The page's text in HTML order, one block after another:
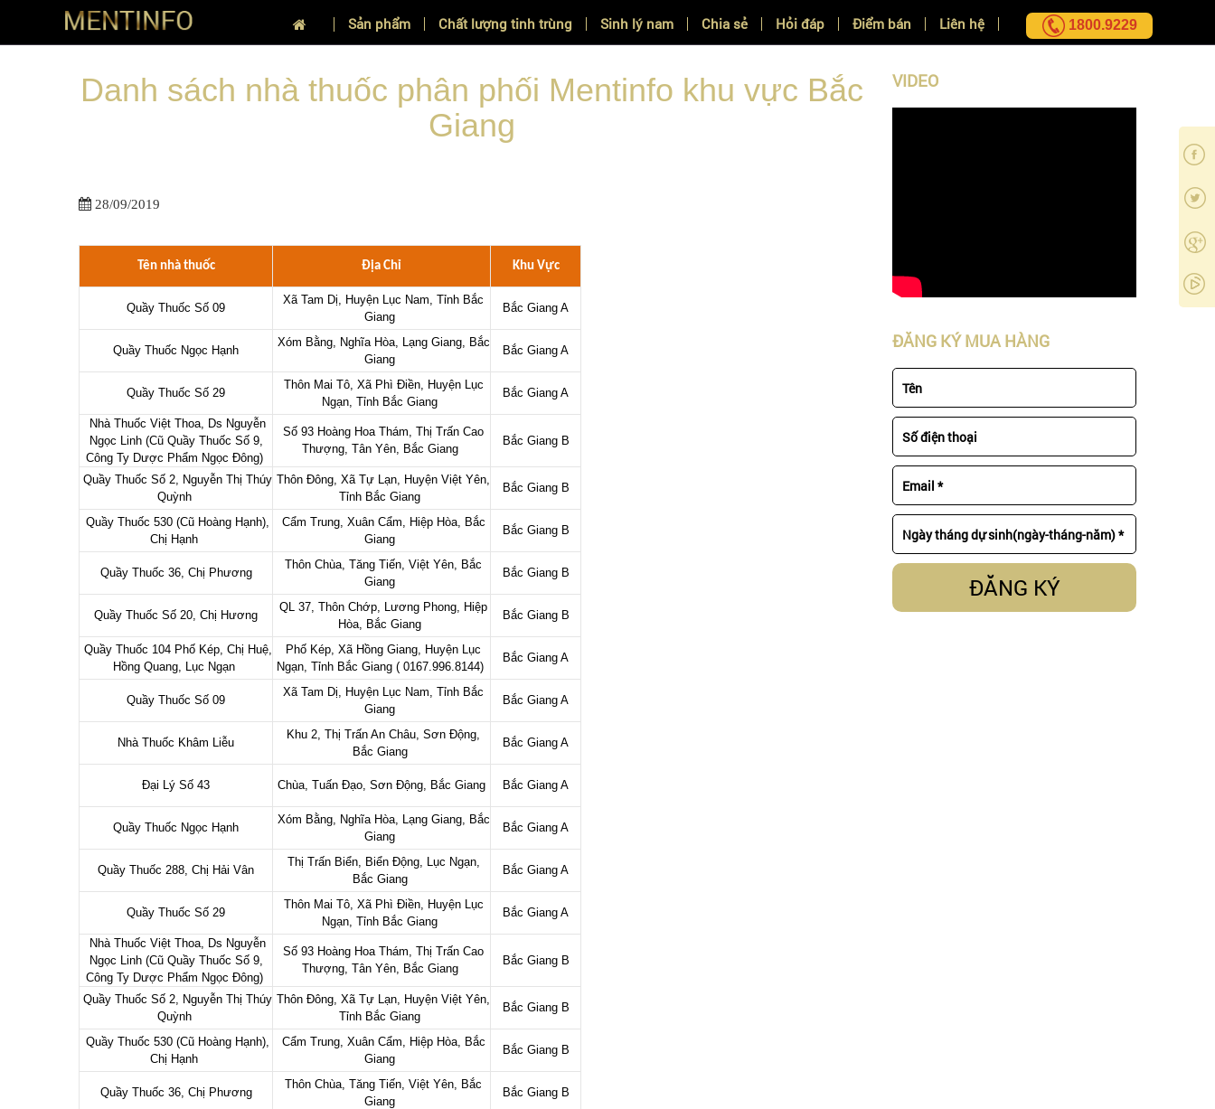
Sản phẩm Chất lượng tinh trùng Sinh lý nam Chia sẻ Hỏi đáp Điểm bán Liên hệ 1800.9229
DANH SÁCH CÁC NHÀ THUỐC PHÂN PHỐI MENTINFO
Danh sách nhà thuốc phân phối Mentinfo khu vực Bắc
Giang
28/09/2019
Tên nhà thuốc Địa Chỉ Khu Vực
Quầy Thuốc Số 09
Xã Tam Dị, Huyện Lục Nam, Tỉnh Bắc
Giang
Bắc Giang A
Quầy Thuốc Ngọc Hạnh
Xóm Bằng, Nghĩa Hòa, Lạng Giang, Bắc
Giang
Bắc Giang A
Quầy Thuốc Số 29
Thôn Mai Tô, Xã Phì Điền, Huyện Lục
Ngạn, Tỉnh Bắc Giang
Bắc Giang A
Nhà Thuốc Việt Thoa, Ds Nguyễn
Ngọc Linh (Cũ Quầy Thuốc Số 9,
Công Ty Dược Phẩm Ngọc Đông)
Số 93 Hoàng Hoa Thám, Thị Trấn Cao
Thượng, Tân Yên, Bắc Giang
Bắc Giang B
Quầy Thuốc Số 2, Nguyễn Thị Thúy
Quỳnh
Thôn Đông, Xã Tự Lạn, Huyện Việt Yên,
Tỉnh Bắc Giang
Bắc Giang B
Quầy Thuốc 530 (Cũ Hoàng Hạnh),
Chị Hạnh
Cẩm Trung, Xuân Cẩm, Hiệp Hòa, Bắc
Giang
Bắc Giang B
Quầy Thuốc 36, Chị Phương
Thôn Chùa, Tăng Tiến, Việt Yên, Bắc
Giang
Bắc Giang B
Quầy Thuốc Số 20, Chị Hương
QL 37, Thôn Chớp, Lương Phong, Hiệp
Hòa, Bắc Giang
Bắc Giang B
Quầy Thuốc 104 Phố Kép, Chị Huệ,
Hồng Quang, Lục Ngạn
Phố Kép, Xã Hồng Giang, Huyện Lục
Ngạn, Tỉnh Bắc Giang ( 0167.996.8144)
Bắc Giang A
Quầy Thuốc Số 09
Xã Tam Dị, Huyện Lục Nam, Tỉnh Bắc
Giang
Bắc Giang A
Nhà Thuốc Khâm Liễu
Khu 2, Thị Trấn An Châu, Sơn Động,
Bắc Giang
Bắc Giang A
Đại Lý Số 43 Chùa, Tuấn Đạo, Sơn Động, Bắc Giang Bắc Giang A
Quầy Thuốc Ngọc Hạnh
Xóm Bằng, Nghĩa Hòa, Lạng Giang, Bắc
Giang
Bắc Giang A
Quầy Thuốc 288, Chị Hải Vân
Thị Trấn Biển, Biển Động, Lục Ngạn,
Bắc Giang
Bắc Giang A
Quầy Thuốc Số 29
Thôn Mai Tô, Xã Phì Điền, Huyện Lục
Ngạn, Tỉnh Bắc Giang
Bắc Giang A
Nhà Thuốc Việt Thoa, Ds Nguyễn
Ngọc Linh (Cũ Quầy Thuốc Số 9,
Công Ty Dược Phẩm Ngọc Đông)
Số 93 Hoàng Hoa Thám, Thị Trấn Cao
Thượng, Tân Yên, Bắc Giang
Bắc Giang B
Quầy Thuốc Số 2, Nguyễn Thị Thúy
Quỳnh
Thôn Đông, Xã Tự Lạn, Huyện Việt Yên,
Tỉnh Bắc Giang
Bắc Giang B
Quầy Thuốc 530 (Cũ Hoàng Hạnh),
Chị Hạnh
Cẩm Trung, Xuân Cẩm, Hiệp Hòa, Bắc
Giang
Bắc Giang B
Quầy Thuốc 36, Chị Phương
Thôn Chùa, Tăng Tiến, Việt Yên, Bắc
Giang
Bắc Giang B
VIDEO
ĐĂNG KÝ MUA HÀNG
ĐĂNG KÝ